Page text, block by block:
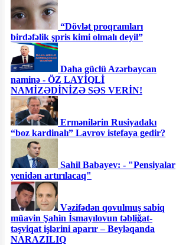
“Dövlət proqramları
birdəfəlik şpris kimi olmalı deyil”
Daha güclü Azərbaycan
naminə - ÖZ LAYİQLİ
NAMİZƏDİNİZƏ SƏS VERİN!
Ermənilərin Rusiyadakı
“boz kardinalı” Lavrov istefaya gedir?
Sahil Babayev: - "Pensiyalar
yenidən artırılacaq"
Vəzifədən qovulmuş sabiq
müavin Şahin İsmayılovun təbliğat-
təşviqat işlərini aparır – Beyləqanda
NARAZILIQ